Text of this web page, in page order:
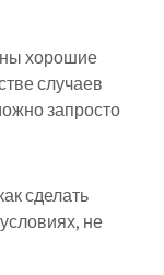
хорошие
случаев
запросто
сделать
не